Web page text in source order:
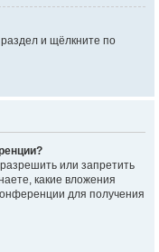
и щёлкните по
или запретить
какие вложения
для получения